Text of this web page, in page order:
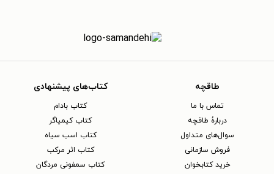
طاقچه
تماس با ما
دربارهٔ طاقچه
سوال‌های متداول
فروش سازمانی
خرید کتابخوان
کتاب‌های پیشنهادی
کتاب بادام
کتاب کیمیاگر
کتاب اسب سیاه
کتاب اثر مرکب
کتاب سمفونی مردگان